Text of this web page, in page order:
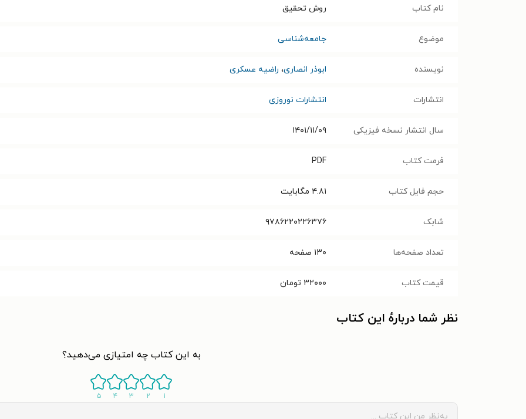
نام کتاب روش تحقیق
موضوع جامعه‌شناسی
نویسنده ابوذر انصاری، راضیه عسکری
انتشارات انتشارات نوروزی
سال انتشار نسخه فیزیکی ۱۴۰۱/۱۱/۰۹
فرمت کتاب PDF
حجم فایل کتاب ۴.۸۱ مگابایت
شابک ۹۷۸۶۲۲۰۲۲۶۳۷۶
تعداد صفحه‌ها ۱۳۰ صفحه
قیمت کتاب ۳۲۰۰۰ تومان
نظر شما دربارهٔ این کتاب
به این کتاب چه امتیازی می‌دهید؟
۱ ۲ ۳ ۴ ۵